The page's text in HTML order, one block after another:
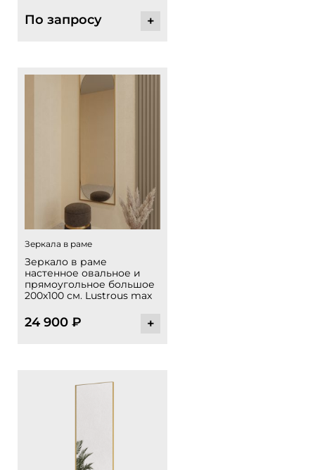
По запросу +
Зеркала в раме
Зеркало в раме
настенное овальное и
прямоугольное большое
200х100 см. Lustrous max
24 900 ₽ +